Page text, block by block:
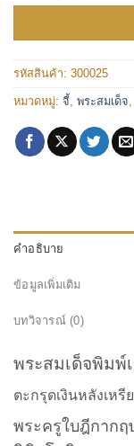
รหัสสินค้า: 300025
หมวดหมู่: จี้, พระสมเด็จ,
คำอธิบาย
ข้อมูลเพิ่มเติม
บทวิจารณ์ (0)
พระสมเด็จพิมพ์
ตะกรุดเงินหลังเห
พระครูใบฎีกาก